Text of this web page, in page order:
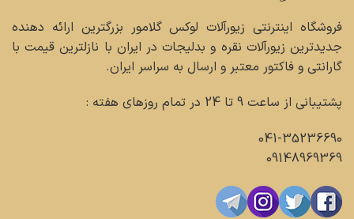
فروشگاه اینترنتی زیورآلات لوکس گلامور بزرگترین ارائه دهنده
جدیدترین زیورآلات نقره و بدلیجات در ایران با نازلترین قیمت با
گارانتی و فاکتور معتبر و ارسال به سراسر ایران.
پشتیبانی از ساعت 9 تا 24 در تمام روزهای هفته :
041-35236690
09148969369